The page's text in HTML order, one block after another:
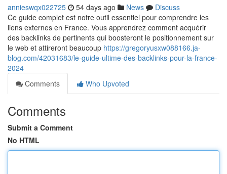
annieswqx022725 54 days ago News
Discuss
Ce guide complet est notre outil essentiel pour comprendre les
liens externes en France. Vous apprendrez comment acquérir
des backlinks de pertinents qui boosteront le positionnement sur
le web et attireront beaucoup https://gregoryusxw088166.ja-
blog.com/42031683/le-guide-ultime-des-backlinks-pour-la-france-
2024
Comments
Who Upvoted
Comments
Submit a Comment
No HTML